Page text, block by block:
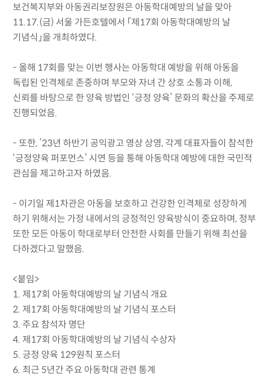
보건복지부와 아동권리보장원은 아동학대예방의 날을 맞아
11.17.(금) 서울 가든호텔에서 「제17회 아동학대예방의 날
기념식」을 개최하였다.
- 올해 17회를 맞는 이번 행사는 아동학대 예방을 위해 아동을
독립된 인격체로 존중하며 부모와 자녀 간 상호 소통과 이해,
신뢰를 바탕으로 한 양육 방법인 ‘긍정 양육’ 문화의 확산을 주제로
진행되었음.
- 또한, ’23년 하반기 공익광고 영상 상영, 각계 대표자들이 참석한
‘긍정양육 퍼포먼스’ 시연 등을 통해 아동학대 예방에 대한 국민적
관심을 제고하고자 하였음.
- 이기일 제1차관은 아동을 보호하고 건강한 인격체로 성장하게
하기 위해서는 가정 내에서의 긍정적인 양육방식이 중요하며, 정부
또한 모든 아동이 학대로부터 안전한 사회를 만들기 위해 최선을
다하겠다고 말했음.
<붙임>
1. 제17회 아동학대예방의 날 기념식 개요
2. 제17회 아동학대예방의 날 기념식 포스터
3. 주요 참석자 명단
4. 제17회 아동학대예방의 날 기념식 수상자
5. 긍정 양육 129원칙 포스터
6. 최근 5년간 주요 아동학대 관련 통계